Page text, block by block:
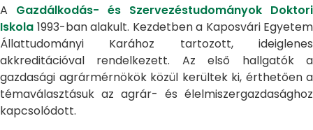
A Gazdálkodás- és Szervezéstudományok Doktori
Iskola 1993-ban alakult. Kezdetben a Kaposvári Egyetem
Állattudományi Karához tartozott, ideiglenes
akkreditációval rendelkezett. Az első hallgatók a
gazdasági agrármérnökök közül kerültek ki, érthetően a
témaválasztásuk az agrár- és élelmiszergazdasághoz
kapcsolódott.